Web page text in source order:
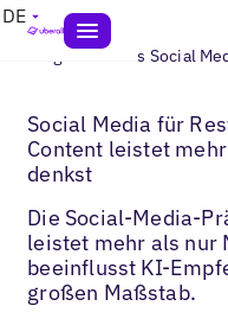
DE
Blogs> Lokales Social
Social Media für
Content leistet
denkst
Die Social-Media-
leistet mehr als nur
beeinflusst KI-
großen Maßstab.